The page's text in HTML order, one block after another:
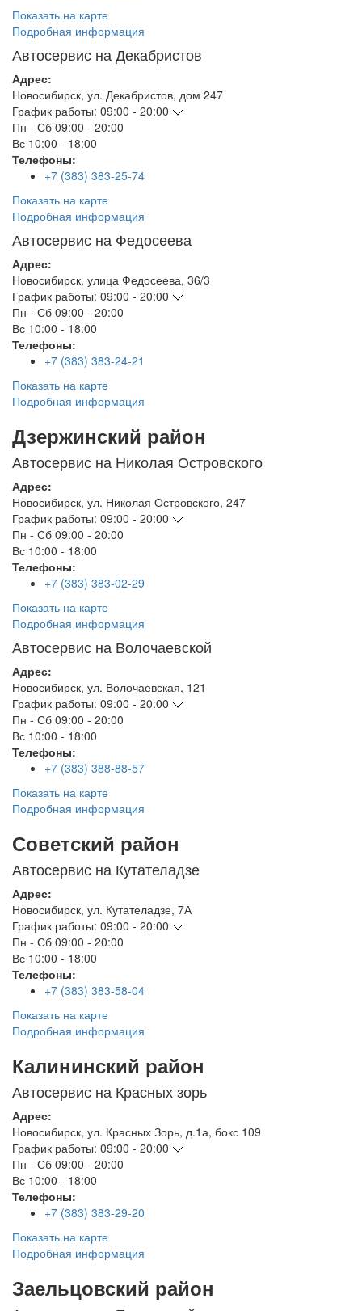
Показать на карте
Подробная информация
Автосервис на Декабристов
Адрес:
Новосибирск, ул. Декабристов, дом 247
График работы: 09:00 - 20:00
Пн - Сб 09:00 - 20:00
Вс 10:00 - 18:00
Телефоны:
+7 (383) 383-25-74
Показать на карте
Подробная информация
Автосервис на Федосеева
Адрес:
Новосибирск, улица Федосеева, 36/3
График работы: 09:00 - 20:00
Пн - Сб 09:00 - 20:00
Вс 10:00 - 18:00
Телефоны:
+7 (383) 383-24-21
Показать на карте
Подробная информация
Дзержинский район
Автосервис на Николая Островского
Адрес:
Новосибирск, ул. Николая Островского, 247
График работы: 09:00 - 20:00
Пн - Сб 09:00 - 20:00
Вс 10:00 - 18:00
Телефоны:
+7 (383) 383-02-29
Показать на карте
Подробная информация
Автосервис на Волочаевской
Адрес:
Новосибирск, ул. Волочаевская, 121
График работы: 09:00 - 20:00
Пн - Сб 09:00 - 20:00
Вс 10:00 - 18:00
Телефоны:
+7 (383) 388-88-57
Показать на карте
Подробная информация
Советский район
Автосервис на Кутателадзе
Адрес:
Новосибирск, ул. Кутателадзе, 7А
График работы: 09:00 - 20:00
Пн - Сб 09:00 - 20:00
Вс 10:00 - 18:00
Телефоны:
+7 (383) 383-58-04
Показать на карте
Подробная информация
Калининский район
Автосервис на Красных зорь
Адрес:
Новосибирск, ул. Красных Зорь, д.1а, бокс 109
График работы: 09:00 - 20:00
Пн - Сб 09:00 - 20:00
Вс 10:00 - 18:00
Телефоны:
+7 (383) 383-29-20
Показать на карте
Подробная информация
Заельцовский район